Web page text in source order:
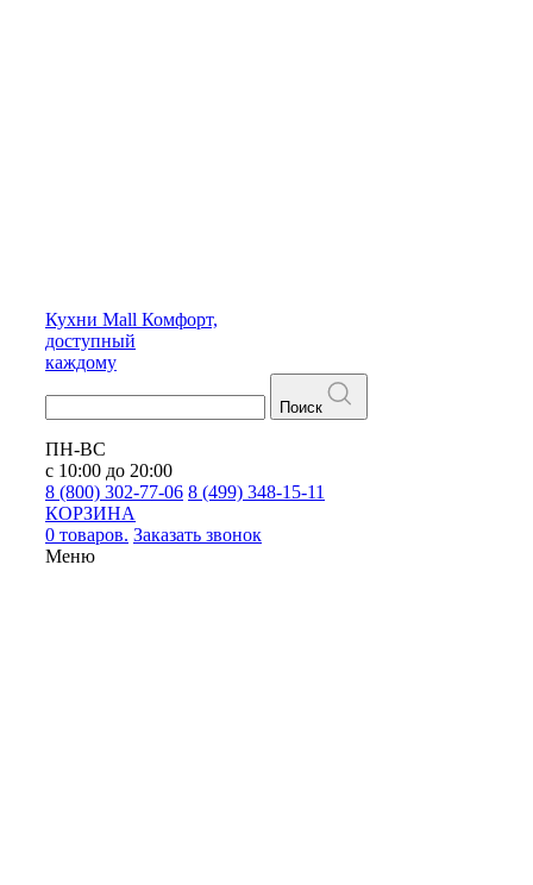
Кухни Mall Комфорт,
доступный
каждому
Поиск
ПН-ВС
с 10:00 до 20:00
8 (800) 302-77-06 8 (499) 348-15-11
КОРЗИНА
0 товаров. Заказать звонок
Меню